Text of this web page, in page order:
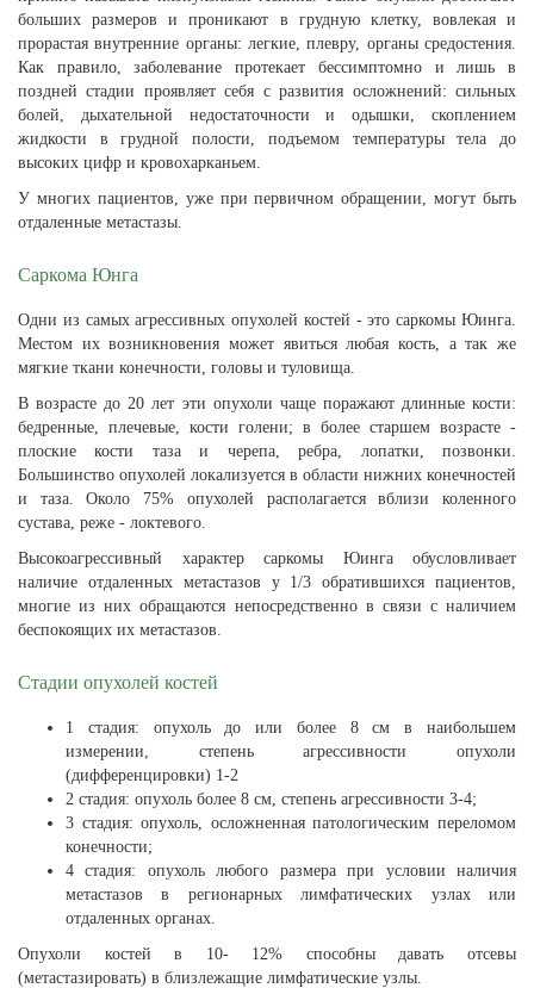
больших размеров и проникают в грудную клетку, вовлекая и
прорастая внутренние органы: легкие, плевру, органы средостения.
Как правило, заболевание протекает бессимптомно и лишь в
поздней стадии проявляет себя с развития осложнений: сильных
болей, дыхательной недостаточности и одышки, скоплением
жидкости в грудной полости, подъемом температуры тела до
высоких цифр и кровохарканьем.
У многих пациентов, уже при первичном обращении, могут быть
отдаленные метастазы.
Саркома Юнга
Одни из самых агрессивных опухолей костей - это саркомы Юинга.
Местом их возникновения может явиться любая кость, а так же
мягкие ткани конечности, головы и туловища.
В возрасте до 20 лет эти опухоли чаще поражают длинные кости:
бедренные, плечевые, кости голени; в более старшем возрасте -
плоские кости таза и черепа, ребра, лопатки, позвонки.
Большинство опухолей локализуется в области нижних конечностей
и таза. Около 75% опухолей располагается вблизи коленного
сустава, реже - локтевого.
Высокоагрессивный характер саркомы Юинга обусловливает
наличие отдаленных метастазов у 1/3 обратившихся пациентов,
многие из них обращаются непосредственно в связи с наличием
беспокоящих их метастазов.
Стадии опухолей костей
1 стадия: опухоль до или более 8 см в наибольшем
измерении, степень агрессивности опухоли
(дифференцировки) 1-2
2 стадия: опухоль более 8 см, степень агрессивности 3-4;
3 стадия: опухоль, осложненная патологическим переломом
конечности;
4 стадия: опухоль любого размера при условии наличия
метастазов в регионарных лимфатических узлах или
отдаленных органах.
Опухоли костей в 10- 12% способны давать отсевы
(метастазировать) в близлежащие лимфатические узлы.